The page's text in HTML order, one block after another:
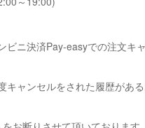
ビニ決済Pay-easyでの注文キ
キャンセルをされた履歴があ